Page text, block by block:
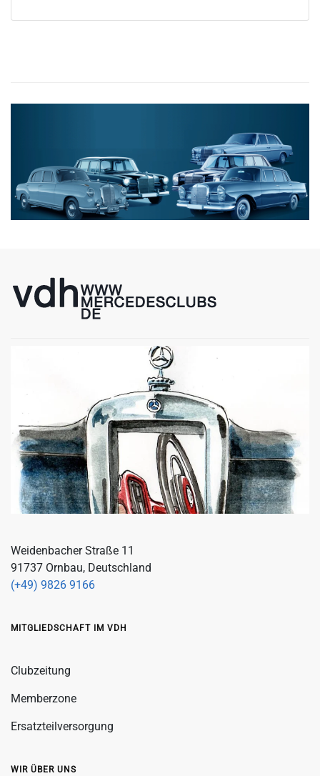
Weidenbacher Straße 11
91737 Ornbau, Deutschland
(+49) 9826 9166
MITGLIEDSCHAFT IM VDH
Clubzeitung
Memberzone
Ersatzteilversorgung
WIR ÜBER UNS